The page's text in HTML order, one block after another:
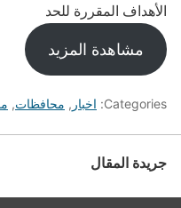
الأهداف المقررة للحد
مشاهدة المزيد
Categories: اخبار , محافظات,
جريدة المقال